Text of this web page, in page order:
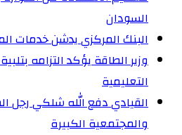
السودان
البنك المركزي يدشن خدمات
وزير الطاقة يؤكد التزامه
التعليمية
القيادي دفع الله شلكي رجل
والمجتمعية الكبيرة